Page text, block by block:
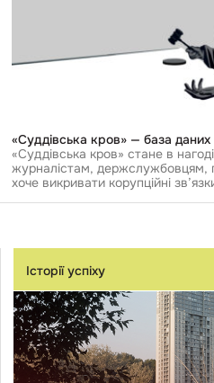
суддівських
«Суддівська кров» — база даних
«Суддівська кров» стане в
журналістам, держслужбовцям,
хоче викривати корупційні
Історії успіху